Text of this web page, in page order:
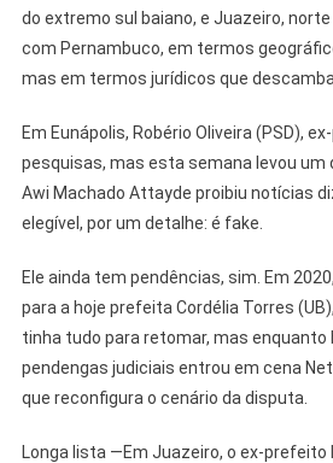
do extremo sul baiano, e Juazeiro,
com Pernambuco, em termos
mas em termos jurídicos que
Em Eunápolis, Robério Oliveira (PSD),
pesquisas, mas esta semana levou um
Awi Machado Attayde proibiu notícias
elegível, por um detalhe: é fake.
Ele ainda tem pendências, sim. Em
para a hoje prefeita Cordélia Torres
tinha tudo para retomar, mas enquanto
pendengas judiciais entrou em cena
que reconfigura o cenário da disputa.
Longa lista —Em Juazeiro, o ex-prefeito